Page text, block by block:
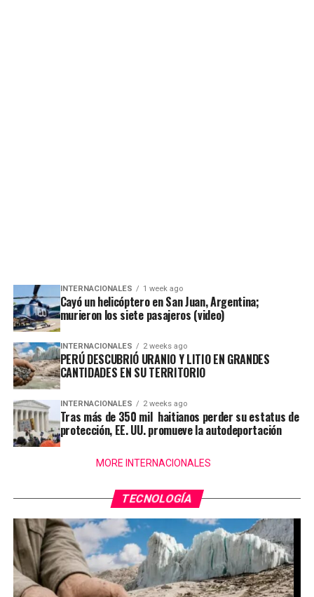
INTERNACIONALES 1 week ago
Cayó un helicóptero en San Juan, Argentina;
murieron los siete pasajeros (video)
INTERNACIONALES 2 weeks ago
PERÚ DESCUBRIÓ URANIO Y LITIO EN GRANDES
CANTIDADES EN SU TERRITORIO
INTERNACIONALES 2 weeks ago
Tras más de 350 mil haitianos perder su estatus de
protección, EE. UU. promueve la autodeportación
MORE INTERNACIONALES
TECNOLOGÍA